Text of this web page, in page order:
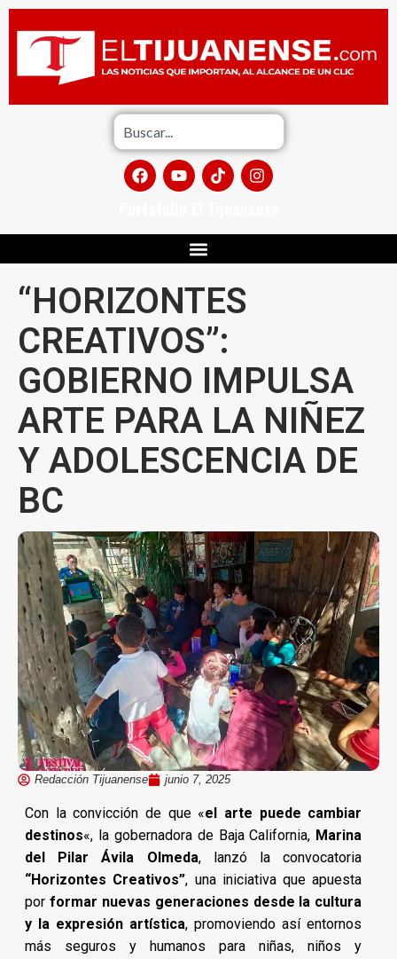
“HORIZONTES
CREATIVOS”:
GOBIERNO IMPULSA
ARTE PARA LA NIÑEZ
Y ADOLESCENCIA DE
BC
Redacción Tijuanense junio 7, 2025
Con la convicción de que «el arte puede cambiar
destinos«, la gobernadora de Baja California, Marina
del Pilar Ávila Olmeda, lanzó la convocatoria
“Horizontes Creativos”, una iniciativa que apuesta
por formar nuevas generaciones desde la cultura
y la expresión artística, promoviendo así entornos
más seguros y humanos para niñas, niños y